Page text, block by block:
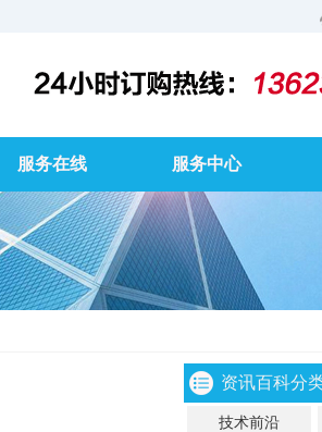
服务在线 服务中心
资讯百科分
技术前沿